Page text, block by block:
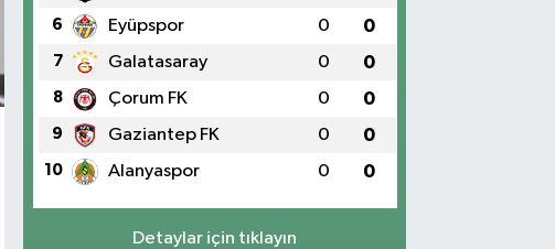
6 Eyüpspor 0 0
7 Galatasaray 0 0
8 Çorum FK 0 0
9 Gaziantep FK 0 0
10 Alanyaspor 0 0
Detaylar için tıklayın